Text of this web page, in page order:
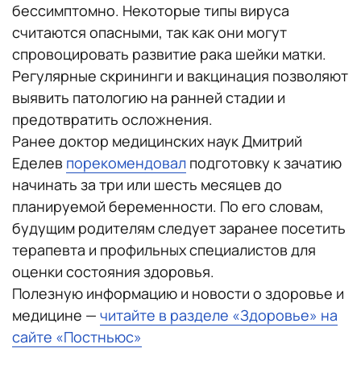
бессимптомно. Некоторые типы вируса
считаются опасными, так как они могут
спровоцировать развитие рака шейки матки.
Регулярные скрининги и вакцинация позволяют
выявить патологию на ранней стадии и
предотвратить осложнения.
Ранее доктор медицинских наук Дмитрий
Еделев порекомендовал подготовку к зачатию
начинать за три или шесть месяцев до
планируемой беременности. По его словам,
будущим родителям следует заранее посетить
терапевта и профильных специалистов для
оценки состояния здоровья.
Полезную информацию и новости о здоровье и
медицине — читайте в разделе «Здоровье» на
сайте «Постньюс»